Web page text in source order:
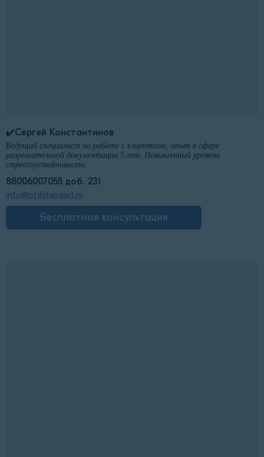
✔️Сергей Константинов
Ведущий специалист по работе с клиентами, опыт в сфере
разрешительной документации 5 лет. Повышенный уровень
стрессоустойчивости.
88006007055 доб. 231
info@ntdstandart.ru
Бесплатная консультация